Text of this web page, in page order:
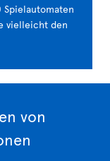
vielleicht den
von